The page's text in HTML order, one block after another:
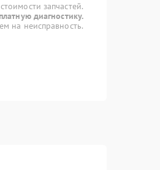
запчастей.
диагностику.
на неисправность.